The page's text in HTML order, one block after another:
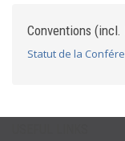
Conventions
Statut de la